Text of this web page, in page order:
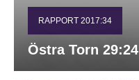
RAPPORT 2017:34
Östra Torn 29:24